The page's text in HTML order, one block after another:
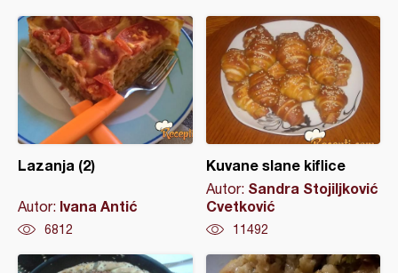
Lazanja (2)
Autor: Ivana Antić
6812
Kuvane slane kiflice
Autor: Sandra Stojiljković
Cvetković
11492